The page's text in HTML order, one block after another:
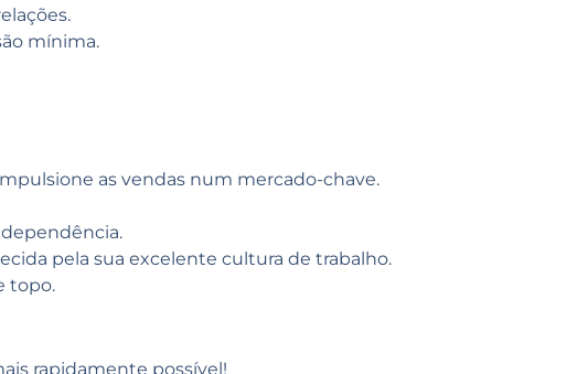
mínima.
as vendas num mercado-chave.
pela sua excelente cultura de trabalho.
topo.
rapidamente possível!